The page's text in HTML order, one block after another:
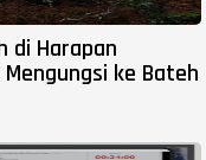
di Harapan
ke Bateh